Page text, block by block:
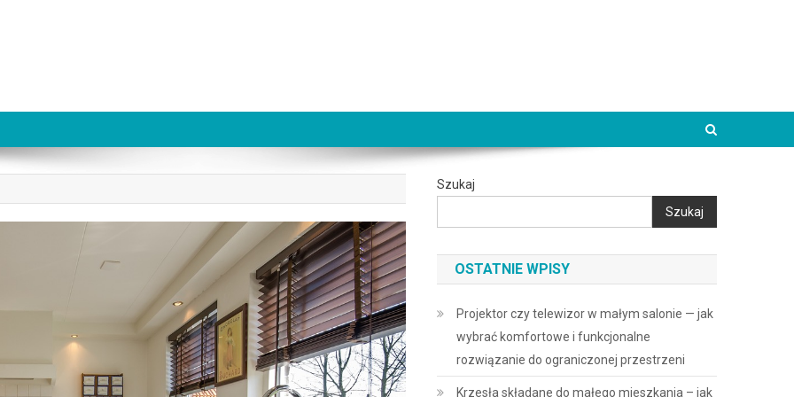
Szukaj
Szukaj
OSTATNIE WPISY
Projektor czy telewizor w małym salonie — jak
wybrać komfortowe i funkcjonalne
rozwiązanie do ograniczonej przestrzeni
Krzesła składane do małego mieszkania – jak